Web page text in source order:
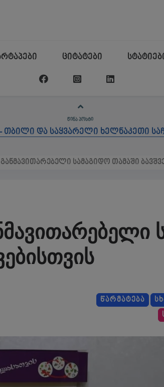
ციტატები
ᲬᲘᲜᲐ ᲞᲝᲡᲢᲘ
თბილი და საყვარელი ხელნაკეთი
სამაგიდო თამაში
ᲬᲐᲠᲛᲐᲢᲔᲑᲐ